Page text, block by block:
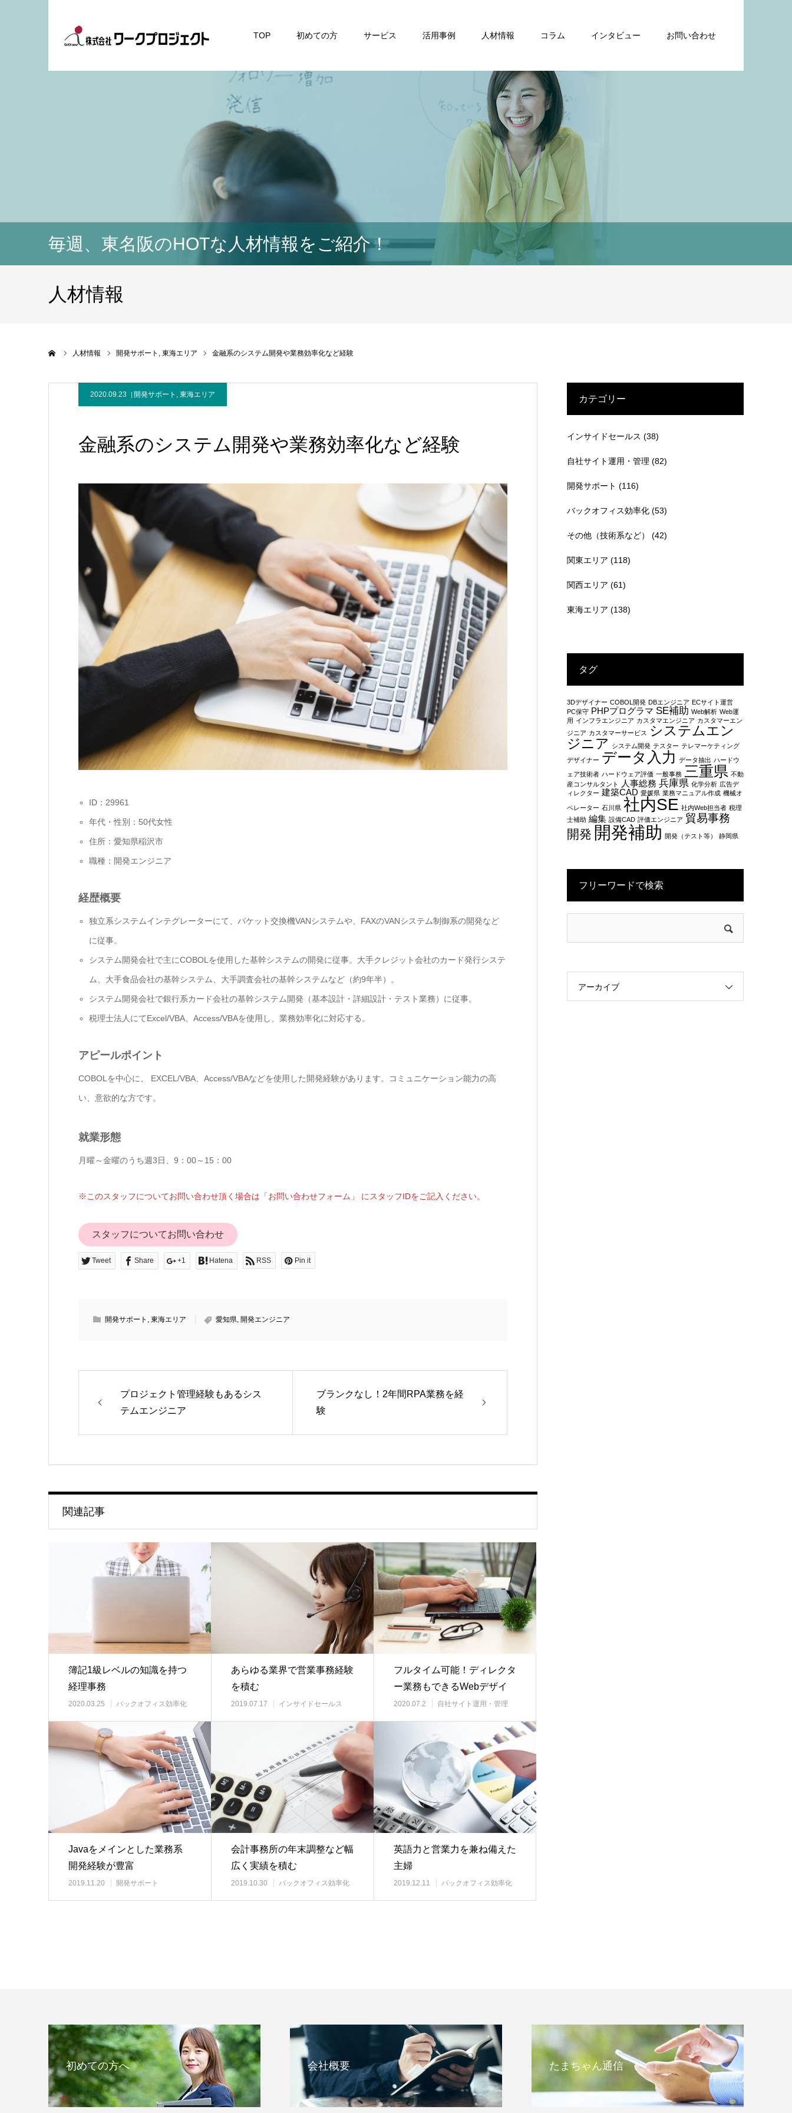
TOP 初めての方 サービス 活用事例 人材情報 コラム インタビュー お問い合わせ
毎週、東名阪のHOTな人材情報をご紹介！
人材情報
人材情報 開発サポート 東海エリア 金融系のシステム開発や業務効率化など経験
2020.09.23 開発サポート , 東海エリア
金融系のシステム開発や業務効率化など経験
ID：29961
年代・性別：50代女性
住所：愛知県稲沢市
職種：開発エンジニア
経歴概要
独立系システムインテグレーターにて、パケット交換機VANシステムや、FAXのVANシステム制御系の開発など
に従事。
システム開発会社で主にCOBOLを使用した基幹システムの開発に従事。大手クレジット会社のカード発行システ
ム、大手食品会社の基幹システム、大手調査会社の基幹システムなど（約9年半）。
システム開発会社で銀行系カード会社の基幹システム開発（基本設計・詳細設計・テスト業務）に従事。
税理士法人にてExcel/VBA、Access/VBAを使用し、業務効率化に対応する。
アピールポイント
COBOLを中心に、 EXCEL/VBA、Access/VBAなどを使用した開発経験があります。コミュニケーション能力の高
い、意欲的な方です。
就業形態
月曜～金曜のうち週3日、9：00～15：00
※このスタッフについてお問い合わせ頂く場合は「お問い合わせフォーム」 にスタッフIDをご記入ください。
スタッフについてお問い合わせ
Tweet Share +1 Hatena RSS Pin it
開発サポート 東海エリア 愛知県 開発エンジニア
プロジェクト管理経験もあるシス
テムエンジニア
ブランクなし！2年間RPA業務を経
験
関連記事
簿記1級レベルの知識を持つ
経理事務
2020.03.25 バックオフィス効率化
あらゆる業界で営業事務経験
を積む
2019.07.17 インサイドセールス
フルタイム可能！ディレクタ
ー業務もできるWebデザイ
ナー
2020.07.2 自社サイト運用・管理
Javaをメインとした業務系
開発経験が豊富
2019.11.20 開発サポート
会計事務所の年末調整など幅
広く実績を積む
2019.10.30 バックオフィス効率化
英語力と営業力を兼ね備えた
主婦
2019.12.11 バックオフィス効率化
カテゴリー
インサイドセールス (38)
自社サイト運用・管理 (82)
開発サポート (116)
バックオフィス効率化 (53)
その他（技術系など） (42)
関東エリア (118)
関西エリア (61)
東海エリア (138)
タグ
3Dデザイナー COBOL開発 DBエンジニア ECサイト運営
PC保守 PHPプログラマ SE補助 Web解析 Web運
用 インフラエンジニア カスタマエンジニア カスタマーエン
ジニア カスタマーサービス
システムエン
ジニア システム開発 テスター テレマーケティング
デザイナー データ入力 データ抽出 ハードウ
ェア技術者 ハードウェア評価 一般事務 三重県 不動
産コンサルタント
人事総務 兵庫県 化学分析 広告デ
ィレクター 建築CAD 愛媛県 業務マニュアル作成 機械オ
ペレーター 石川県 社内SE 社内Web担当者 税理
士補助 編集 設備CAD 評価エンジニア 貿易事務
開発 開発補助 開発（テスト等） 静岡県
フリーワードで検索
アーカイブ
初めての方へ 会社概要 たまちゃん通信